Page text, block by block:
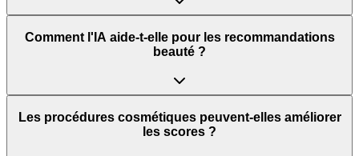
Comment l'IA aide-t-elle pour les recommandations
beauté ?
Les procédures cosmétiques peuvent-elles améliorer
les scores ?